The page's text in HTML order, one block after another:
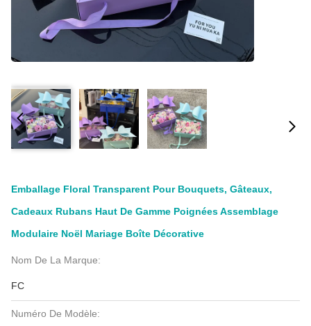
Emballage Floral Transparent Pour Bouquets, Gâteaux,
Cadeaux Rubans Haut De Gamme Poignées Assemblage
Modulaire Noël Mariage Boîte Décorative
Nom De La Marque:
FC
Numéro De Modèle: